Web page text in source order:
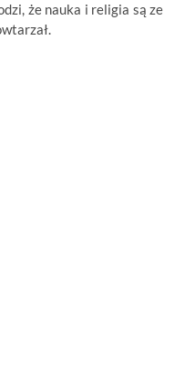
że nauka i religia są ze